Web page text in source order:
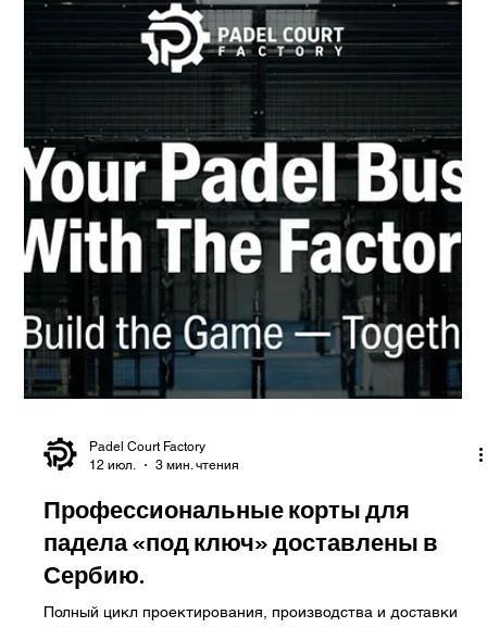
17 июл.
3 мин. чтения
кортов в Болгарии: корты премиум-
класса, построенные в Турции.
Создайте свой следующий падель-клуб с проверенным
европейским производителем. Падел стремительно